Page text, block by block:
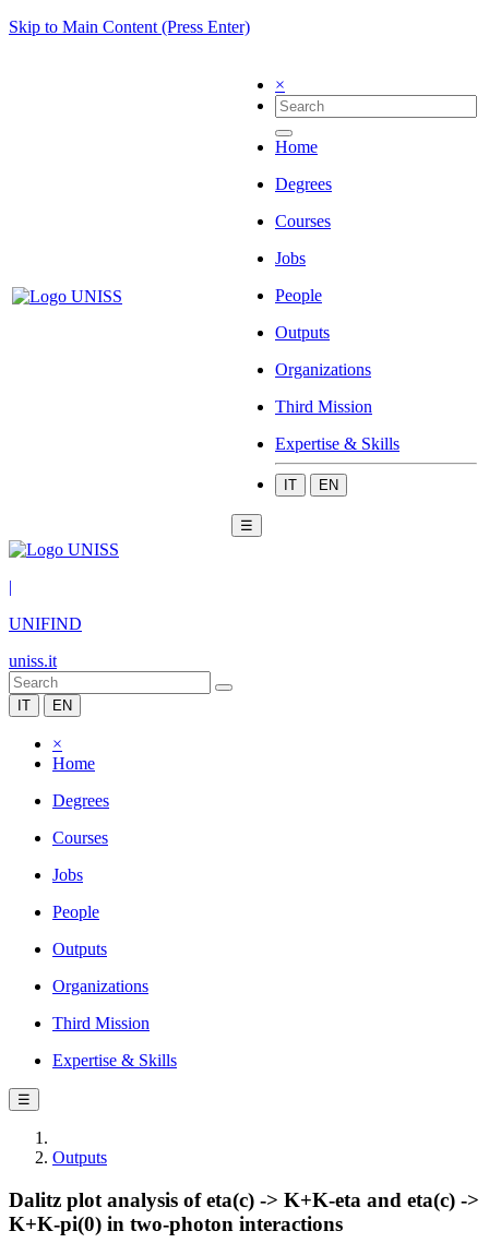
Skip to Main Content (Press Enter)
×
Home
Degrees
Courses
Jobs
People
Outputs
Organizations
Third Mission
Expertise & Skills
IT EN
☰
|
UNIFIND
uniss.it
IT EN
×
Home
Degrees
Courses
Jobs
People
Outputs
Organizations
Third Mission
Expertise & Skills
☰
Outputs
Dalitz plot analysis of eta(c) -> K+K-eta and eta(c) ->
K+K-pi(0) in two-photon interactions